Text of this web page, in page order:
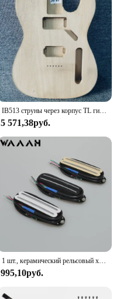
IB513 струны через корпус TL гитарный корпус 2 хамбакера звукосниматели полная отделка без краски для Tele электрогитары Замена DIY
5 571,38руб.
1 шт., керамический рельсовый хамбакер, горячий гитарный звукосниматель с двойными рельсами, черный, белый, желтый цвет, для деталей электрогитары
995,10руб.